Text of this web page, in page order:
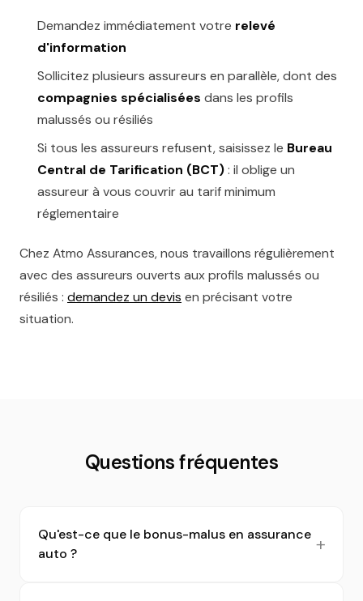
Demandez immédiatement votre relevé
d'information
Sollicitez plusieurs assureurs en parallèle, dont des
compagnies spécialisées dans les profils
malussés ou résiliés
Si tous les assureurs refusent, saisissez le Bureau
Central de Tarification (BCT): il oblige un
assureur à vous couvrir au tarif minimum
réglementaire
Chez Atmo Assurances, nous travaillons régulièrement
avec des assureurs ouverts aux profils malussés ou
résiliés : demandez un devis en précisant votre
situation.
Questions fréquentes
Qu'est-ce que le bonus-malus en assurance
auto ?